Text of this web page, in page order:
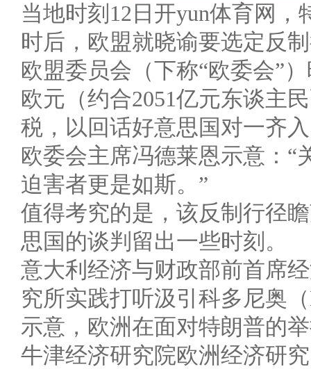
当地时刻12日开yun体育网
时后，欧盟就晓谕要选定反
欧盟委员会（下称“欧委会”
欧元（约合2051亿元东谈主
税，以回话好意思国对一齐
欧委会主席冯德莱恩示意：“
迫害者更是如斯。”
值得考究的是，该反制行径
思国的谈判留出一些时刻。
意大利经济与财政部前首席
究所实践打听汲引科多尼奥
示意，欧洲在面对特朗普的
牛津经济研究院欧洲经济研